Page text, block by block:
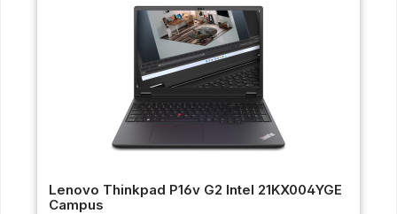
Lenovo Thinkpad P16v G2 Intel 21KX004YGE
Campus